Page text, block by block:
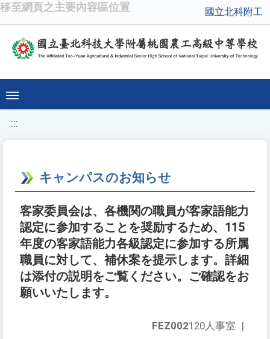
移至網頁之主要內容區位置 國立北科附工
:::
キャンパスのお知らせ
客家委員会は、各機関の職員が客家語能力
認定に参加することを奨励するため、115
年度の客家語能力各級認定に参加する所属
職員に対して、補休案を提示します。詳細
は添付の説明をご覧ください。ご確認をお
願いいたします。
FEZ002120人事室 |